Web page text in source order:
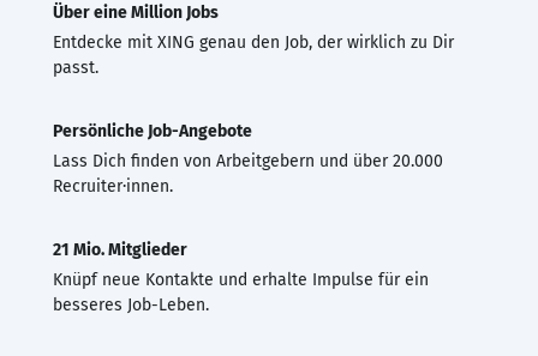
Über eine Million Jobs
Entdecke mit XING genau den Job, der wirklich zu Dir
passt.
Persönliche Job-Angebote
Lass Dich finden von Arbeitgebern und über 20.000
Recruiter·innen.
21 Mio. Mitglieder
Knüpf neue Kontakte und erhalte Impulse für ein
besseres Job-Leben.